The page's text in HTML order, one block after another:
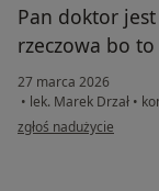
Pan doktor
rzeczowa bo
27 marca 2026
• lek. Marek Drzał •
w opinii użytkownika
zgłoś nadużycie